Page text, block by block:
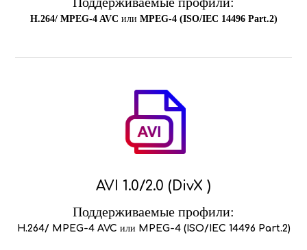
H.264/ MPEG-4 AVC или MPEG-4 (ISO/IEC 14496 Part.2)
AVI 1.0/2.0 (DivX )
Поддерживаемые профили:
H.264/ MPEG-4 AVC или MPEG-4 (ISO/IEC 14496 Part.2)